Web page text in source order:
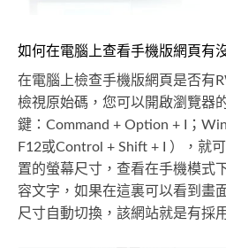
如何在電腦上查看手機版網頁有
在電腦上檢查手機版網頁是否有
檢視原始碼，您可以開啟瀏覽器
鍵：Command + Option + I；
F12或Control + Shift + I ），就
置的螢幕尺寸，查看在手機模式
容文字，如果在這裏可以看到畫
尺寸自動切換，該網站就是有採